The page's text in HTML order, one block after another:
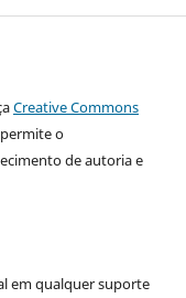
Creative Commons
o
de autoria e
em qualquer suporte